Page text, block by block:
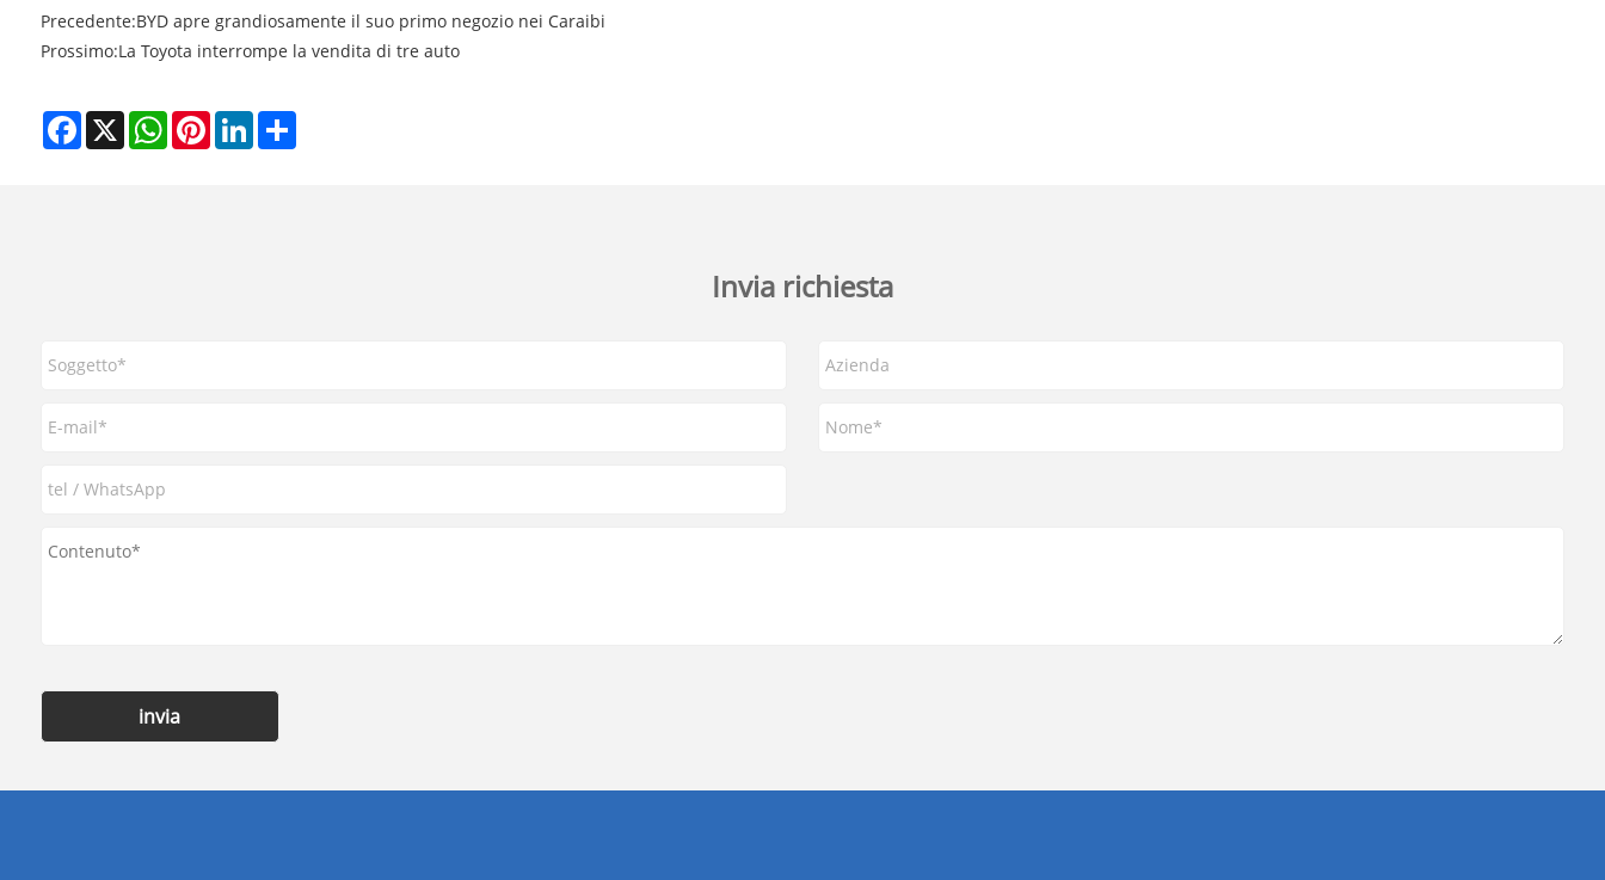
Precedente:BYD apre grandiosamente il suo primo negozio nei Caraibi
Prossimo:La Toyota interrompe la vendita di tre auto
Facebook
X WhatsAppPinterestLinkedInShare
Invia richiesta
invia